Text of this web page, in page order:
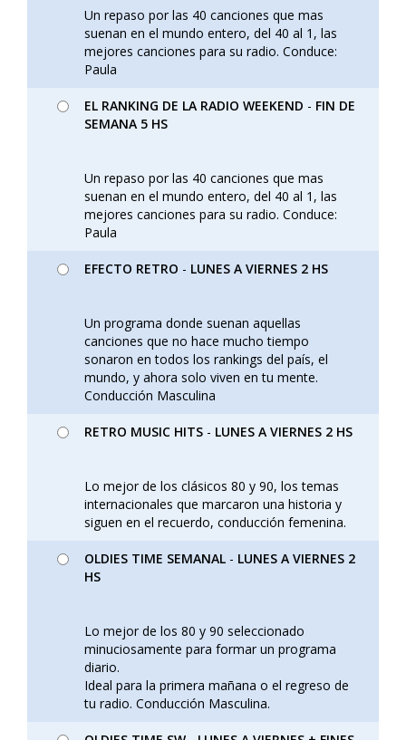
Un repaso por las 40 canciones que mas
suenan en el mundo entero, del 40 al 1, las
mejores canciones para su radio. Conduce:
Paula
EL RANKING DE LA RADIO WEEKEND - FIN DE
SEMANA 5 HS
Un repaso por las 40 canciones que mas
suenan en el mundo entero, del 40 al 1, las
mejores canciones para su radio. Conduce:
Paula
EFECTO RETRO - LUNES A VIERNES 2 HS
Un programa donde suenan aquellas
canciones que no hace mucho tiempo
sonaron en todos los rankings del país, el
mundo, y ahora solo viven en tu mente.
Conducción Masculina
RETRO MUSIC HITS - LUNES A VIERNES 2 HS
Lo mejor de los clásicos 80 y 90, los temas
internacionales que marcaron una historia y
siguen en el recuerdo, conducción femenina.
OLDIES TIME SEMANAL - LUNES A VIERNES 2
HS
Lo mejor de los 80 y 90 seleccionado
minuciosamente para formar un programa
diario.
Ideal para la primera mañana o el regreso de
tu radio. Conducción Masculina.